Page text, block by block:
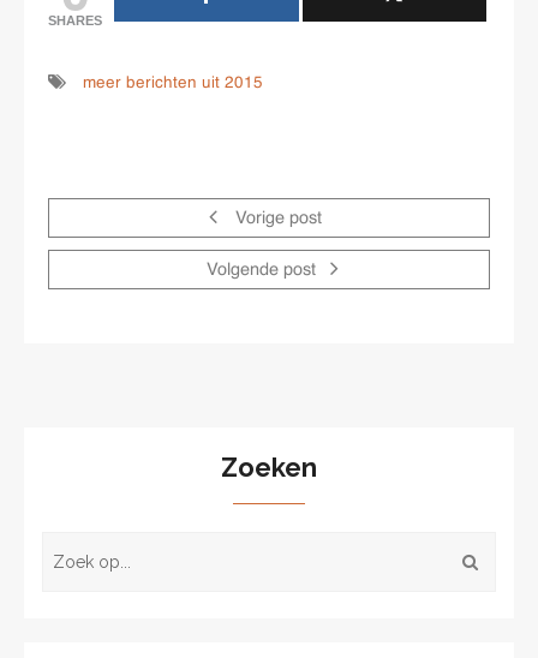
SHARES
meer berichten uit 2015
Vorige post
Volgende post
Zoeken